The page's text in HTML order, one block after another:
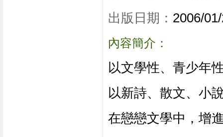
出版日期： 2006/
內容簡介：
以文學性、青少年
以新詩、散文、小
在戀戀文學中，增